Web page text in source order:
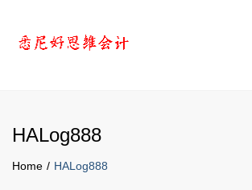
HALog888
Home HALog888